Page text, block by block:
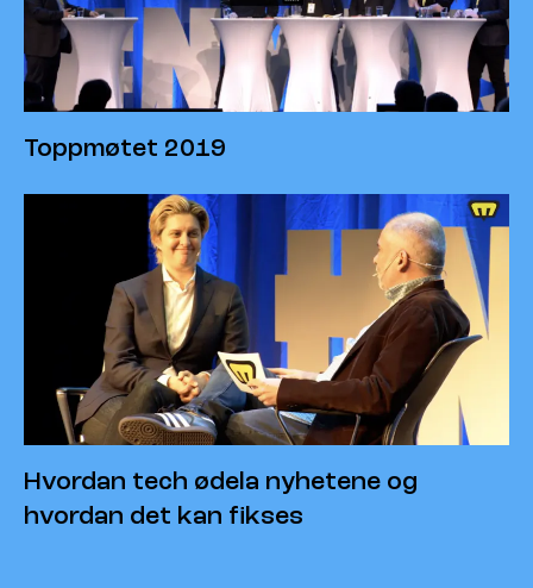
Toppmøtet 2019
Hvordan tech ødela nyhetene og
hvordan det kan fikses